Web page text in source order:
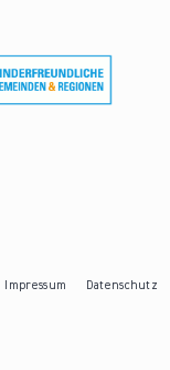
Impressum
Datenschutz